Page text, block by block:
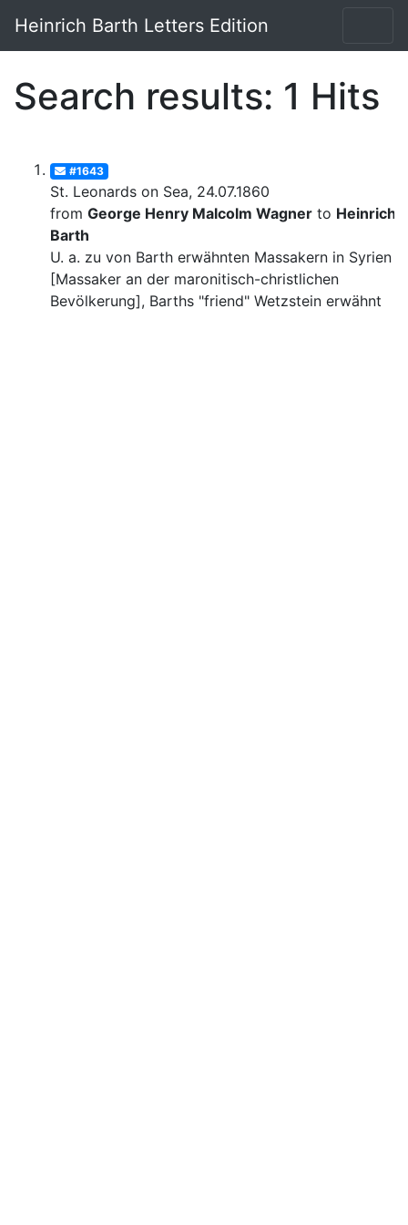
Heinrich Barth Letters Edition
Search results: 1 Hits
#1643
St. Leonards on Sea, 24.07.1860
from George Henry Malcolm Wagner to Heinrich
Barth
U. a. zu von Barth erwähnten Massakern in Syrien
[Massaker an der maronitisch-christlichen
Bevölkerung], Barths "friend" Wetzstein erwähnt